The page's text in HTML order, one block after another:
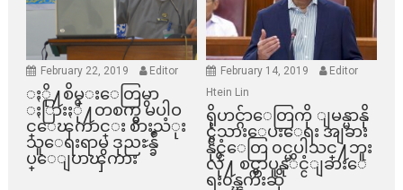
February 22, 2019 Editor
ႏို႔စိမ္းေတြမွာ
ႏြားႏို႔တစက္မွ မပါဝ
င္ေၾကာင္း စားသံုး
သူေရးရာမွ ဒုညႊန္ခ်ဳ
ပ္ေျပာၾကား
February 14, 2019
Editor
Htein Lin
ရိုဟင္ဂ်ာေတြကို ျမန္မာနို
င္ငံသားေပးေရး အျခား
နိုင္ငံေတြ ၀င္မပါသင္႔ဘူး
လို႔ စင္ကာပူနုိင္ငံျခားေ
ရး၀န္ၾကီးဆို